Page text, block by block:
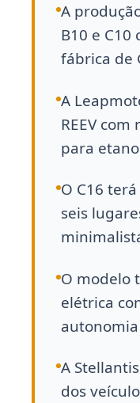
A
B10 e C10
fábrica de
A
REEV
para
O C16
seis
O modelo
elétrica
A
dos